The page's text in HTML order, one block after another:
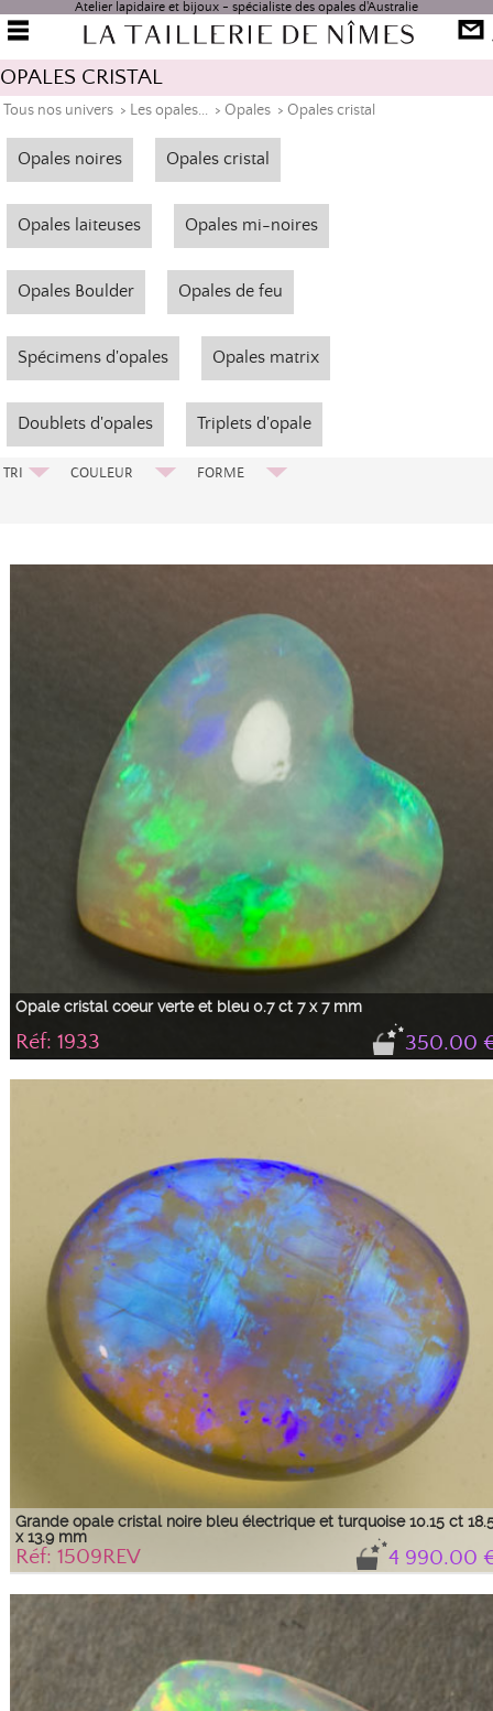
Atelier lapidaire et bijoux - spécialiste des opales d'Australie
OPALES CRISTAL
Tous nos univers > Les opales... > Opales > Opales cristal
Opales noires Opales cristal
Opales laiteuses Opales mi-noires
Opales Boulder Opales de feu
Spécimens d'opales Opales matrix
Doublets d'opales Triplets d'opale
TRI COULEUR
Indigo
Turquoise
Violet
FORME
Cabochon Poire
Coussin
Libre
Ovale
Poire
Rectangle
Opale cristal coeur verte et bleu 0.7 ct 7 x 7 mm
350.00
Réf: 1933
Petite opale toute mignonne en forme de cœur avec des feux bleus et verts
Grande opale cristal noire bleu électrique et turquoise 10.15 ct
x 13.9 mm
4 990.00
Réf: 1509REV
Grande opale noire cristal densément bleu électrique et turquoise. La couleur
est répartie en filaments et nuages sur toute la surface de la pierre. Cabochon
ovale bien bombé d'environ 1.8 cm sur 1.4 cm (18.5 x 13.9mm)